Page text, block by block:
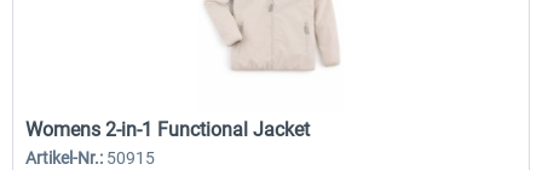
Womens 2-in-1 Functional Jacket
Artikel-Nr.: 50915